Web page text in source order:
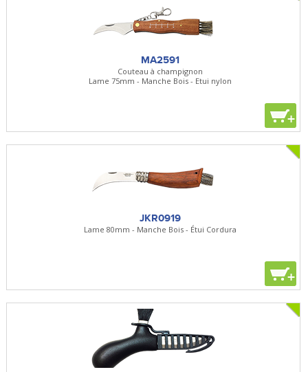
MA2591
Couteau à champignon
Lame 75mm - Manche Bois - Etui nylon
+
JKR0919
Lame 80mm - Manche Bois - Étui Cordura
+